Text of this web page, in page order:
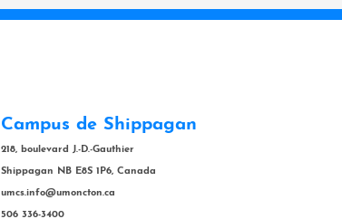
Campus de Shippagan
218, boulevard J.-D.-Gauthier
Shippagan NB E8S 1P6, Canada
umcs.info@umoncton.ca
506 336-3400